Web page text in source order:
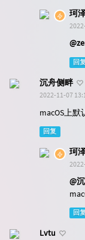
珂
回复
沉舟侧畔
2022-11-07
macOS上默
回复
珂
@
回复
Lvtu